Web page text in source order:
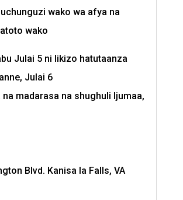
wako wa afya na
wako
Julai 5 ni likizo hatutaanza
Julai 6
na madarasa na shughuli Ijumaa,
Blvd. Kanisa la Falls, VA